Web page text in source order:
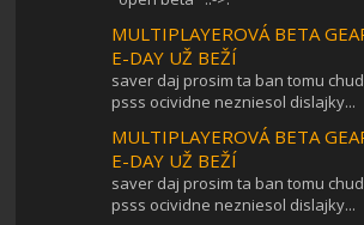
MULTIPLAYEROVÁ BETA
E-DAY UŽ BEŽÍ
saver daj prosim ta ban tomu
psss ocividne nezniesol dislajky...
MULTIPLAYEROVÁ BETA
E-DAY UŽ BEŽÍ
saver daj prosim ta ban tomu
psss ocividne nezniesol dislajky...